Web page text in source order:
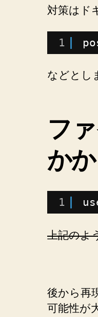
対策はド
1
などとし
フ
か
1
上記のよ
後から再
可能性が